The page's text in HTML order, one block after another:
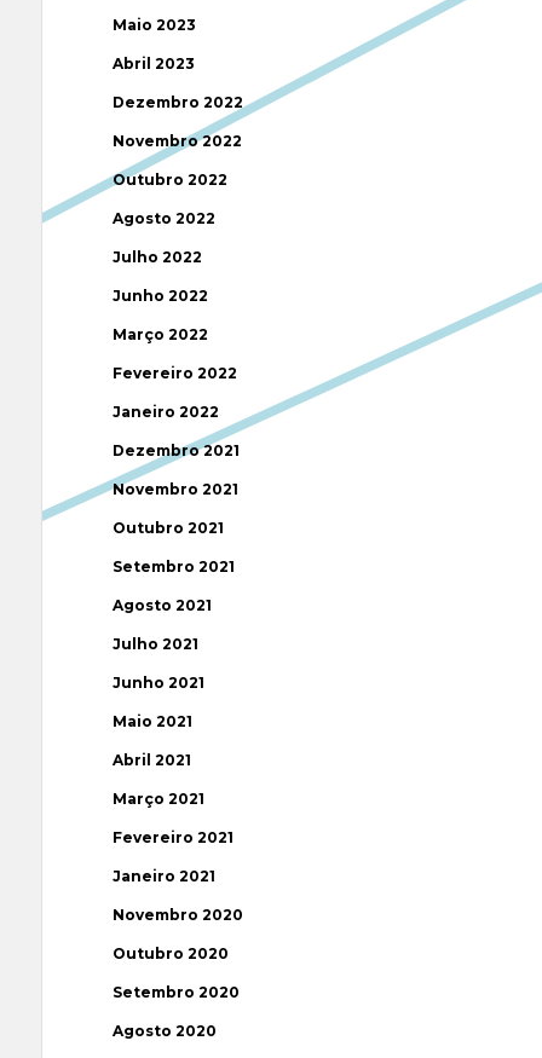
Maio 2023
Abril 2023
Dezembro 2022
Novembro 2022
Outubro 2022
Agosto 2022
Julho 2022
Junho 2022
Março 2022
Fevereiro 2022
Janeiro 2022
Dezembro 2021
Novembro 2021
Outubro 2021
Setembro 2021
Agosto 2021
Julho 2021
Junho 2021
Maio 2021
Abril 2021
Março 2021
Fevereiro 2021
Janeiro 2021
Novembro 2020
Outubro 2020
Setembro 2020
Agosto 2020